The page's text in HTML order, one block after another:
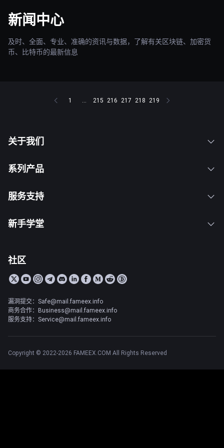
新闻中心
及时、全面、专业、准确的资讯与数据，了解有关区块链、加密货
币、比特币的最新信息
1 ... 215 216 217 218 219
关于我们
系列产品
服务支持
新手学堂
社区
漏洞提交：Safe@mail.fameex.info
商务合作：Business@mail.fameex.info
服务支持：Service@mail.fameex.info
Copyright © 2022-2026 FAMEEX.COM All Rights Reserved